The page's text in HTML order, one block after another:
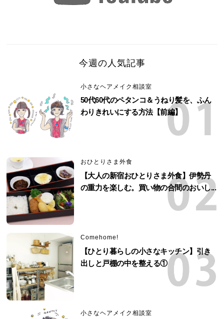
今週の人気記事
小さなヘアメイク相談室
50代60代のペタンコ＆うねり髪を、ふん
わりきれいにする方法【前編】
おひとりさま外食
【大人の新宿おひとりさま外食】伊勢丹
の重力を楽しむ。買い物の合間のおいし...
Comehome!
【ひとり暮らしの小さなキッチン】引き
出しと戸棚の中を整える①
小さなヘアメイク相談室